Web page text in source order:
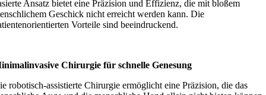
Ansatz bietet eine Präzision und Effizienz, die mit bloßem
Geschick nicht erreicht werden kann. Die
Vorteile sind beeindruckend.
Chirurgie für schnelle Genesung
robotisch-assistierte Chirurgie ermöglicht eine Präzision, die das